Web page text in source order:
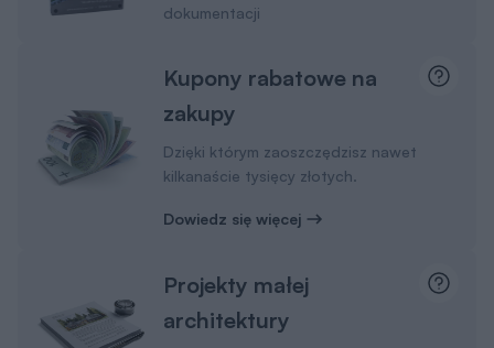
dokumentacji
Kupony rabatowe na
zakupy
Dzięki którym zaoszczędzisz nawet
kilkanaście tysięcy złotych.
Dowiedz się więcej
Projekty małej
architektury